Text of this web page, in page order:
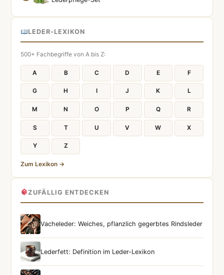
LEDER-LEXIKON
500+ Fachbegriffe von A bis Z:
A B C D E F
G H I J K L
M N O P Q R
S T U V W X
Y Z
Zum Lexikon →
ZUFÄLLIG ENTDECKEN
Vacheleder: Weiches, pflanzlich gegerbtes Rindsleder
Lederfett: Definition im Leder-Lexikon